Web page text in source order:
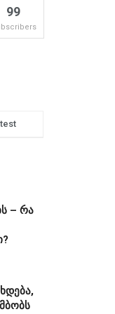
99
– რა